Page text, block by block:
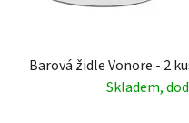
Barová židle Vonore - 2
Skladem,